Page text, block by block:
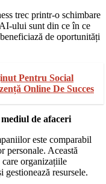
trec printr-o schimbare
ului sunt din ce în ce
de oportunități
Pentru Social
Online De Succes
de afaceri
este comparabil
personale. Această
organizațiile
resursele.